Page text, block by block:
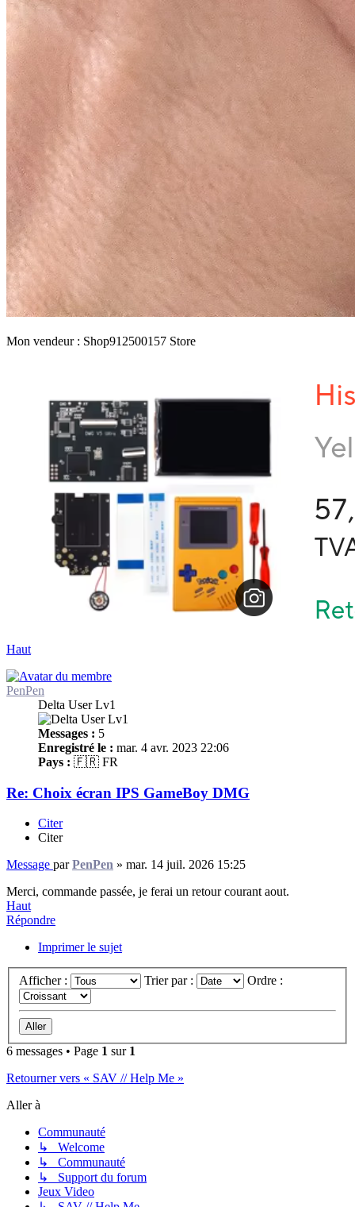
Mon vendeur : Shop912500157 Store
Haut
PenPen
Delta User Lv1
Messages : 5
Enregistré le : mar. 4 avr. 2023 22:06
Pays : 🇫🇷 FR
Re: Choix écran IPS GameBoy DMG
Citer
Citer
Message parPenPen » mar. 14 juil. 2026 15:25
Merci, commande passée, je ferai un retour courant aout.
Haut
Répondre
Imprimer le sujet
Afficher : Trier par : Ordre :
6 messages • Page 1 sur 1
Retourner vers « SAV // Help Me »
Aller à
Communauté
↳ Welcome
↳ Communauté
↳ Support du forum
Jeux Video